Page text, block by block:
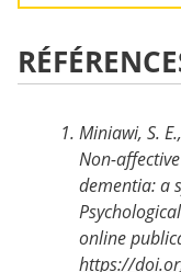
Miniawi, S.
Non-
dementia: a
online
https://